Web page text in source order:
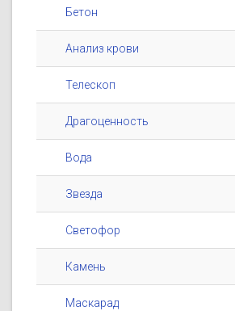
Бетон
Анализ крови
Телескоп
Драгоценность
Вода
Звезда
Светофор
Камень
Маскарад